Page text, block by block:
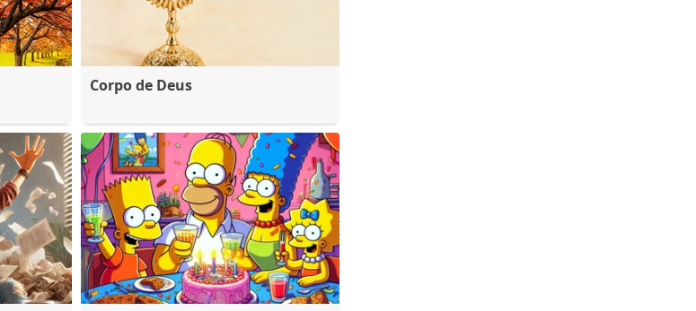
Corpo de Deus